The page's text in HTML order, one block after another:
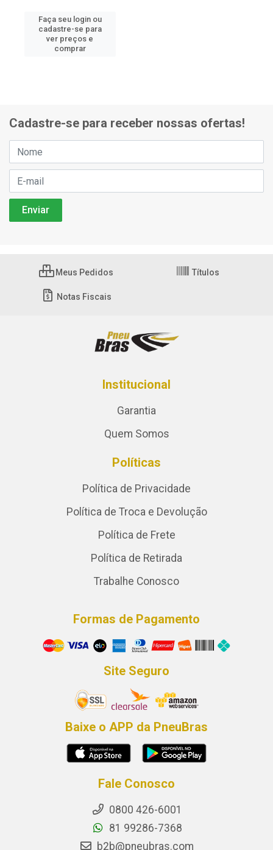
Faça seu login ou
cadastre-se para
ver preços e
comprar
Cadastre-se para receber nossas ofertas!
Meus Pedidos Títulos
Notas Fiscais
Institucional
Garantia
Quem Somos
Políticas
Política de Privacidade
Política de Troca e Devolução
Política de Frete
Política de Retirada
Trabalhe Conosco
Formas de Pagamento
Site Seguro
Baixe o APP da PneuBras
Fale Conosco
0800 426-6001
81 99286-7368
b2b@pneubras.com